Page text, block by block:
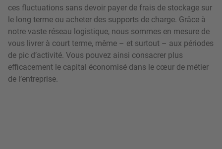
ces fluctuations sans devoir payer de frais de stockage sur
le long terme ou acheter des supports de charge. Grâce à
notre vaste réseau logistique, nous sommes en mesure de
vous livrer à court terme, même – et surtout – aux périodes
de pic d’activité. Vous pouvez ainsi consacrer plus
efficacement le capital économisé dans le cœur de métier
de l’entreprise.